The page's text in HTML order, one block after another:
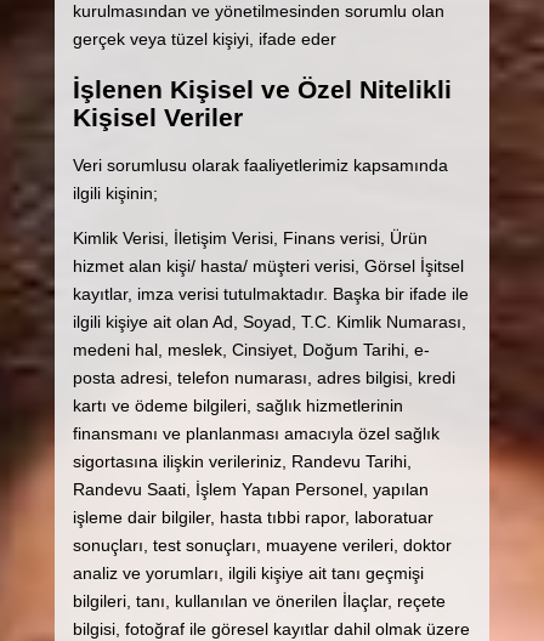
kurulmasından ve yönetilmesinden sorumlu olan
gerçek veya tüzel kişiyi, ifade eder
İşlenen Kişisel ve Özel Nitelikli
Kişisel Veriler
Veri sorumlusu olarak faaliyetlerimiz kapsamında
ilgili kişinin;
Kimlik Verisi, İletişim Verisi, Finans verisi, Ürün
hizmet alan kişi/ hasta/ müşteri verisi, Görsel İşitsel
kayıtlar, imza verisi tutulmaktadır. Başka bir ifade ile
ilgili kişiye ait olan Ad, Soyad, T.C. Kimlik Numarası,
medeni hal, meslek, Cinsiyet, Doğum Tarihi, e-
posta adresi, telefon numarası, adres bilgisi, kredi
kartı ve ödeme bilgileri, sağlık hizmetlerinin
finansmanı ve planlanması amacıyla özel sağlık
sigortasına ilişkin verileriniz, Randevu Tarihi,
Randevu Saati, İşlem Yapan Personel, yapılan
işleme dair bilgiler, hasta tıbbi rapor, laboratuar
sonuçları, test sonuçları, muayene verileri, doktor
analiz ve yorumları, ilgili kişiye ait tanı geçmişi
bilgileri, tanı, kullanılan ve önerilen İlaçlar, reçete
bilgisi, fotoğraf ile göresel kayıtlar dahil olmak üzere